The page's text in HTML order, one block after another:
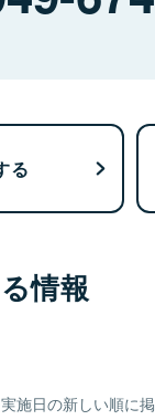
る
情報
施日の新しい順に掲